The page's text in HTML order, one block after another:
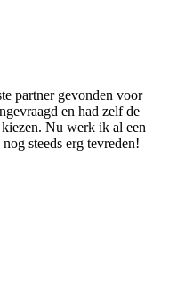
partner gevonden voor
en had zelf de
Nu werk ik al een
steeds erg tevreden!